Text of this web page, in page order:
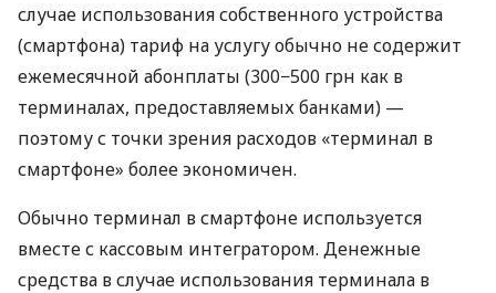
случае использования собственного устройства
(смартфона) тариф на услугу обычно не содержит
ежемесячной абонплаты (300−500 грн как в
терминалах, предоставляемых банками) —
поэтому с точки зрения расходов «терминал в
смартфоне» более экономичен.
Обычно терминал в смартфоне используется
вместе с кассовым интегратором. Денежные
средства в случае использования терминала в